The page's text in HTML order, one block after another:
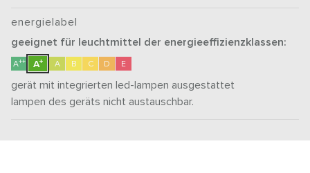
energielabel
geeignet für leuchtmittel der energieeffizienzklassen:
A++ A+ A B C D E
gerät mit integrierten led-lampen ausgestattet
lampen des geräts nicht austauschbar.